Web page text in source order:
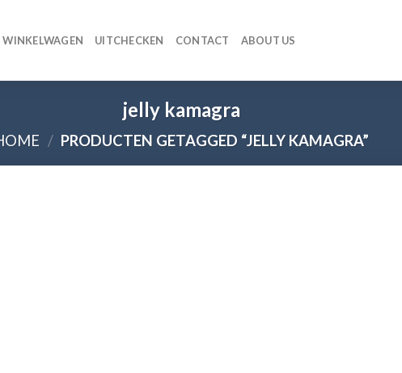
WINKELWAGEN UITCHECKEN CONTACT ABOUT US
jelly kamagra
/ PRODUCTEN GETAGGED “JELLY KAMAGRA”